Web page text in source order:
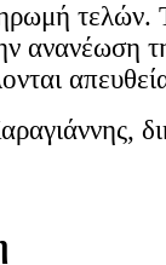
τελών.
ανανέωση